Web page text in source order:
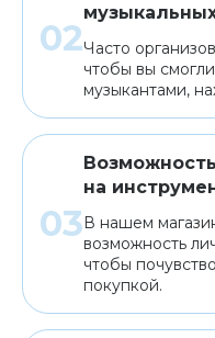
Часто
чтобы вы
музыкантами,
на
В нашем
возможность
чтобы
покупкой.